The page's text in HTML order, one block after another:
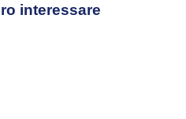
interessare